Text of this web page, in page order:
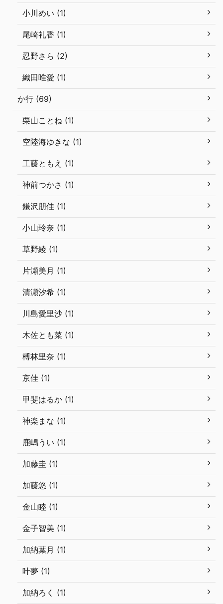
小川めい (1)
尾崎礼香 (1)
忍野さら (2)
織田唯愛 (1)
か行 (69)
栗山ことね (1)
空陸海ゆきな (1)
工藤ともえ (1)
神前つかさ (1)
鎌沢朋佳 (1)
小山玲奈 (1)
草野綾 (1)
片瀬美月 (1)
清瀬汐希 (1)
川島愛里沙 (1)
木佐とも菜 (1)
榑林里奈 (1)
京佳 (1)
甲斐はるか (1)
神楽まな (1)
鹿嶋うい (1)
加藤圭 (1)
加藤悠 (1)
金山睦 (1)
金子智美 (1)
加納葉月 (1)
叶夢 (1)
加納ろく (1)